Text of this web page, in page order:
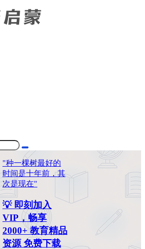
"种一棵树最好的
时间是十年前，其
次是现在"
💡 即刻加入
VIP，畅享
2000+ 教育精品
资源 免费下载